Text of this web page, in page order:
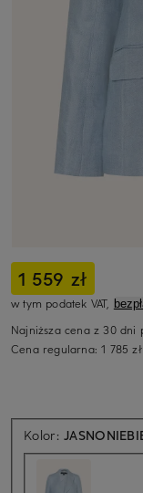
1 559 zł
w tym podatek VAT,
Najniższa cena z 30 dni
Cena regularna:1 785 zł
Kolor: